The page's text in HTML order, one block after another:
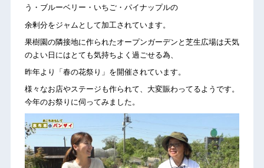
う・ブルーベリー・いちご・パイナップルの
余剰分をジャムとして加工されています。
果樹園の隣接地に作られたオープンガーデンと芝生広場は天気
のよい日にはとても気持ちよく過ごせる為、
昨年より「春の花祭り」を開催されています。
様々なお店やステージも作られて、大変賑わってるようです。
今年のお祭りに伺ってみました。